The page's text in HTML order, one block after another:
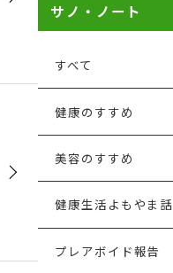
サノ・ノート
すべて
健康のすすめ
美容のすすめ
健康生活よもやま話
プレアボイド報告